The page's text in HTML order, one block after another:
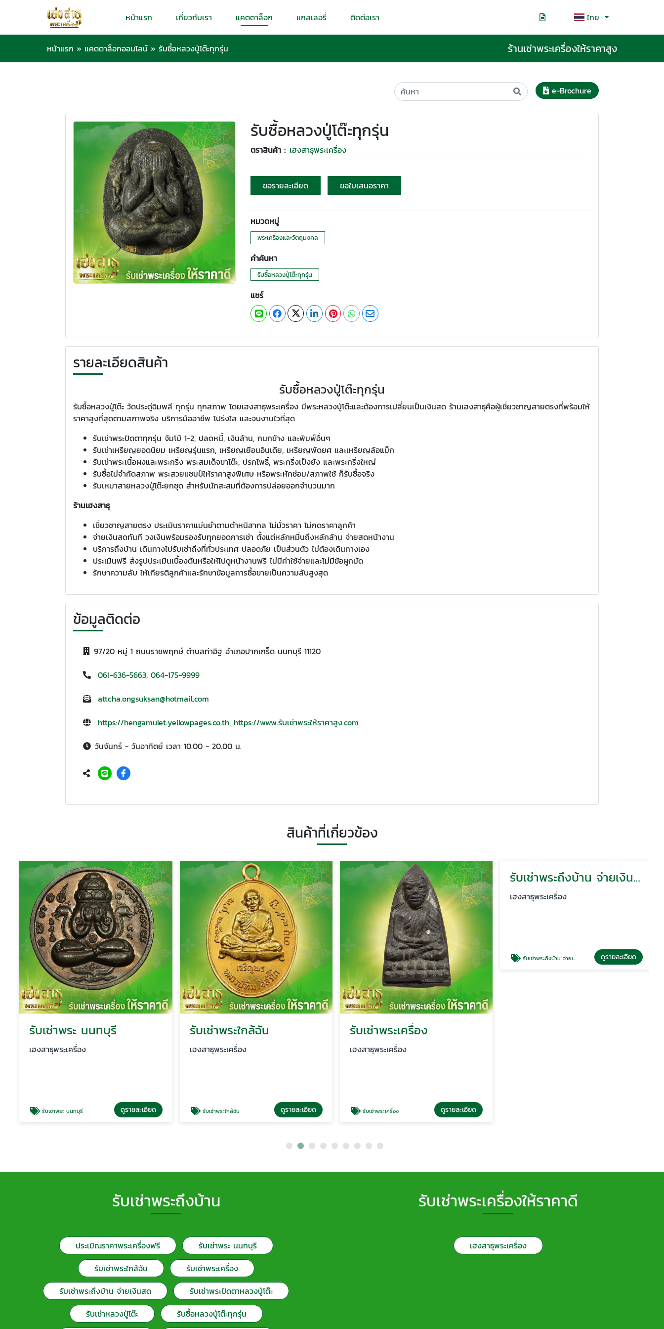
หน้าแรก เกี่ยวกับเรา แคตตาล็อก แกลเลอรี่ ติดต่อเรา ไทย
หน้าแรก » แคตตาล็อกออนไลน์ » รับซื้อหลวงปู่โต๊ะทุกรุ่น ร้านเช่าพระเครื่องให้ราคาสูง
e-Brochure
รับซื้อหลวงปู่โต๊ะทุกรุ่น
ตราสินค้า : เฮงสาธุพระเครื่อง
ขอรายละเอียด ขอใบเสนอราคา
หมวดหมู่
พระเครื่องและวัตถุมงคล
คำค้นหา
รับซื้อหลวงปู่โต๊ะทุกรุ่น
แชร์
รายละเอียดสินค้า
รับซื้อหลวงปู่โต๊ะทุกรุ่น
รับซื้อหลวงปู่โต๊ะ วัดประดู่ฉิมพลี ทุกรุ่น ทุกสภาพ โดยเฮงสาธุพระเครื่อง มีพระหลวงปู่โต๊ะและต้องการเปลี่ยนเป็นเงินสด ร้านเฮงสาธุคือผู้เชี่ยวชาญสายตรงที่พร้อมให้
ราคาสูงที่สุดตามสภาพจริง บริการมืออาชีพ โปร่งใส และจบงานไวที่สุด
รับเช่าพระปิดตาทุกรุ่น จัมโบ้ 1-2, ปลดหนี้, เงินล้าน, กนกข้าง และพิมพ์อื่นๆ
รับเช่าเหรียญยอดนิยม เหรียญรุ่นแรก, เหรียญเยือนอินเดีย, เหรียญพัดยศ และเหรียญล้อแม็ก
รับเช่าพระเนื้อผงและพระกริ่ง พระสมเด็จขาโต๊ะ, ปรกโพธิ์, พระกริ่งเป็งย้ง และพระกริ่งใหญ่
รับซื้อไม่จำกัดสภาพ พระสวยแชมป์ให้ราคาสูงพิเศษ หรือพระหักซ่อม/สภาพใช้ ก็รับซื้อจริง
รับเหมาสายหลวงปู่โต๊ะยกชุด สำหรับนักสะสมที่ต้องการปล่อยออกจำนวนมาก
ร้านเฮงสาธุ
เชี่ยวชาญสายตรง ประเมินราคาแม่นยำตามตำหนิสากล ไม่มั่วราคา ไม่กดราคาลูกค้า
จ่ายเงินสดทันที วงเงินพร้อมรองรับทุกยอดการเช่า ตั้งแต่หลักหมื่นถึงหลักล้าน จ่ายสดหน้างาน
บริการถึงบ้าน เดินทางไปรับเช่าถึงที่ทั่วประเทศ ปลอดภัย เป็นส่วนตัว ไม่ต้องเดินทางเอง
ประเมินฟรี ส่งรูปประเมินเบื้องต้นหรือให้ไปดูหน้างานฟรี ไม่มีค่าใช้จ่ายและไม่มีข้อผูกมัด
รักษาความลับ ให้เกียรติลูกค้าและรักษาข้อมูลการซื้อขายเป็นความลับสูงสุด
ข้อมูลติดต่อ
97/20 หมู่ 1 ถนนราชพฤกษ์ ตำบลท่าอิฐ อำเภอปากเกร็ด นนทบุรี 11120
061-636-5663, 064-175-9999
attcha.ongsuksan@hotmail.com
https://hengamulet.yellowpages.co.th, https://www.รับเช่าพระให้ราคาสูง.com
วันจันทร์ - วันอาทิตย์ เวลา 10.00 - 20.00 น.
สินค้าที่เกี่ยวข้อง
รับเช่าพระ นนทบุรี
เฮงสาธุพระเครื่อง
รับเช่าพระ นนทบุรี ดูรายละเอียด
รับเช่าพระใกล้ฉัน
เฮงสาธุพระเครื่อง
รับเช่าพระใกล้ฉัน ดูรายละเอียด
รับเช่าพระเครื่อง
เฮงสาธุพระเครื่อง
รับเช่าพระเครื่อง ดูรายละเอียด
รับเช่าพระถึงบ้าน จ่ายเงินสด
เฮงสาธุพระเครื่อง
รับเช่าพระถึงบ้าน จ่ายเงินสด ดูรายละเอียด
รับเช่าพระถึงบ้าน
ประเมิณราคาพระเครื่องฟรี
รับเช่าพระ นนทบุรี
รับเช่าพระใกล้ฉัน
รับเช่าพระเครื่อง
รับเช่าพระถึงบ้าน จ่ายเงินสด
รับเช่าพระปิดตาหลวงปู่โต๊ะ
รับเช่าหลวงปู่โต๊ะ
รับซื้อหลวงปู่โต๊ะทุกรุ่น
รับเช่าพระเครื่องให้ราคาดี
เฮงสาธุพระเครื่อง